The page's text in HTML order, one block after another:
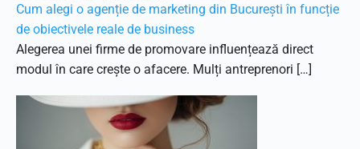
Cum alegi o agenție de marketing din București în funcție
de obiectivele reale de business
Alegerea unei firme de promovare influențează direct
modul în care crește o afacere. Mulți antreprenori […]